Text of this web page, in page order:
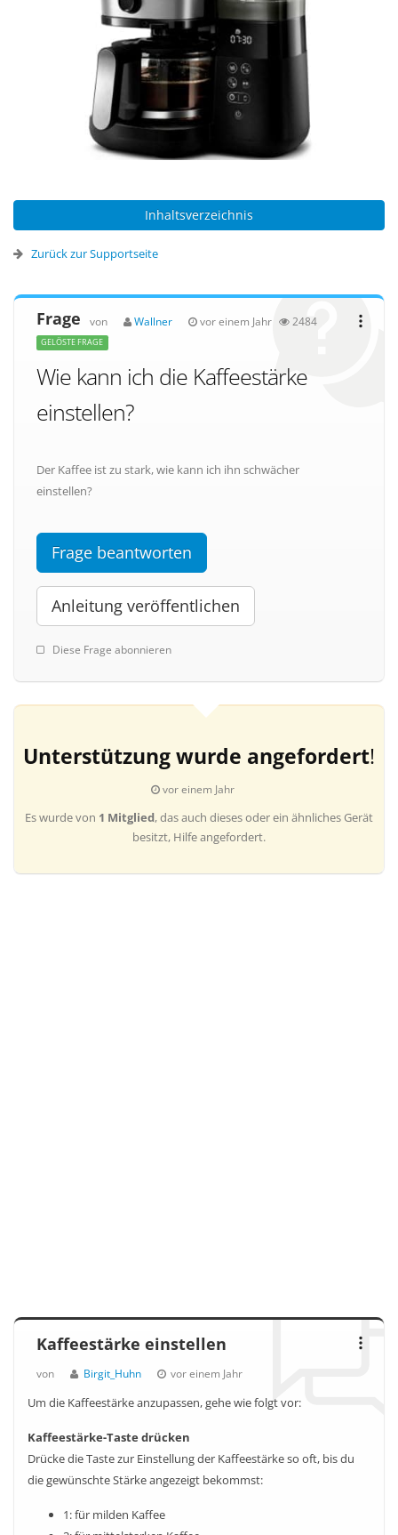
Inhaltsverzeichnis
Zurück zur Supportseite
Frage von Wallner vor einem Jahr 2484
GELÖSTE FRAGE
Wie kann ich die Kaffeestärke
einstellen?
Der Kaffee ist zu stark, wie kann ich ihn schwächer
einstellen?
Frage beantworten
Anleitung veröffentlichen
Diese Frage abonnieren
Unterstützung wurde angefordert!
vor einem Jahr
Es wurde von 1 Mitglied, das auch dieses oder ein ähnliches Gerät
besitzt, Hilfe angefordert.
Kaffeestärke einstellen
von Birgit_Huhn vor einem Jahr
Um die Kaffeestärke anzupassen, gehe wie folgt vor:
Kaffeestärke-Taste drücken
Drücke die Taste zur Einstellung der Kaffeestärke so oft, bis du
die gewünschte Stärke angezeigt bekommst:
1: für milden Kaffee